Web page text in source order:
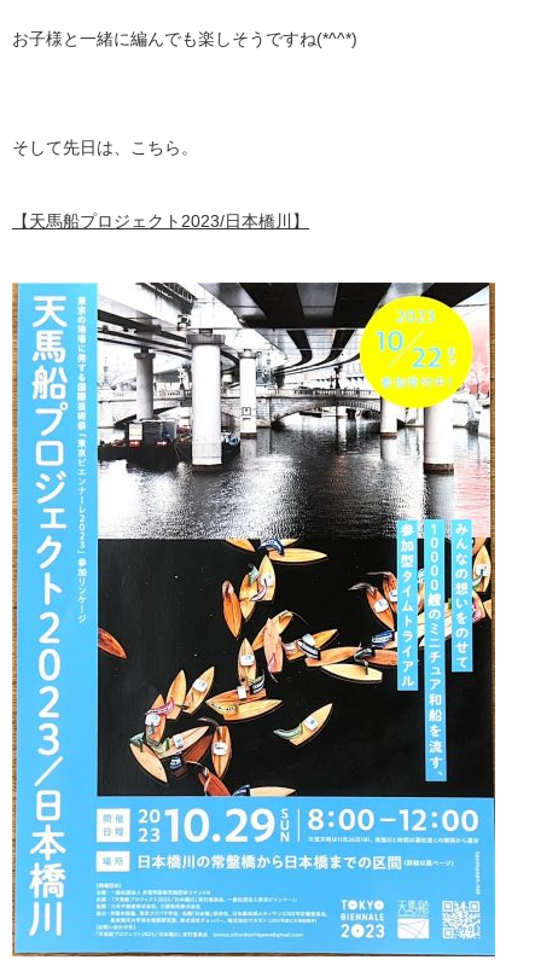
お子様と一緒に編んでも楽しそうですね(*^^*)
そして先日は、こちら。
【天馬船プロジェクト2023/日本橋川】